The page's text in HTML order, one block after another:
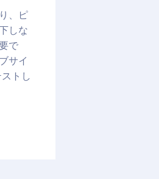
、ピ
しな
で
サイ
トし